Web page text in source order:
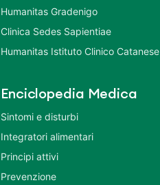
Humanitas Gradenigo
Clinica Sedes Sapientiae
Humanitas Istituto Clinico Catanese
Enciclopedia Medica
Sintomi e disturbi
Integratori alimentari
Principi attivi
Prevenzione